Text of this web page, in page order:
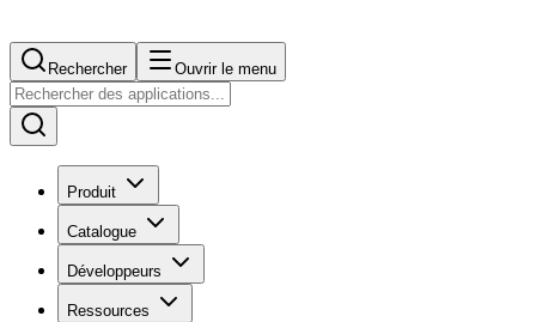
Rechercher Ouvrir le menu
Produit
Catalogue
Développeurs
Ressources